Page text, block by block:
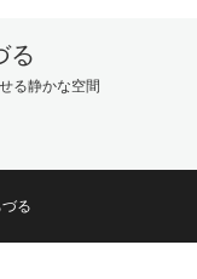
る
る静かな空間
る